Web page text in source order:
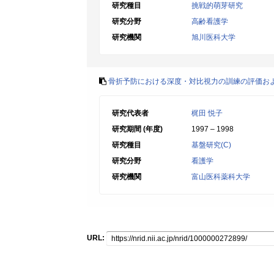
研究種目
挑戦的萌芽研究
研究分野
高齢看護学
研究機関
旭川医科大学
骨折予防における深度・対比視力の訓練の評価お
研究代表者
梶田 悦子
研究期間 (年度)
1997 – 1998
研究種目
基盤研究(C)
研究分野
看護学
研究機関
富山医科薬科大学
URL: